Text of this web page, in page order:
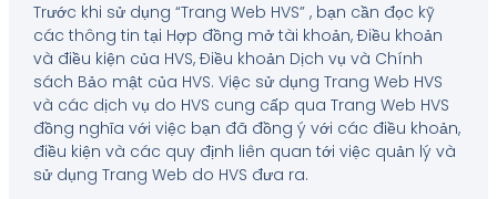
Trước khi sử dụng “Trang Web HVS” , bạn cần đọc kỹ
các thông tin tại Hợp đồng mở tài khoản, Điều khoản
và điều kiện của HVS, Điều khoản Dịch vụ và Chính
sách Bảo mật của HVS. Việc sử dụng Trang Web HVS
và các dịch vụ do HVS cung cấp qua Trang Web HVS
đồng nghĩa với việc bạn đã đồng ý với các điều khoản,
điều kiện và các quy định liên quan tới việc quản lý và
sử dụng Trang Web do HVS đưa ra.